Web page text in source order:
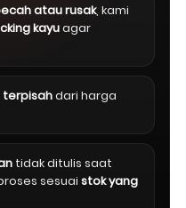
atau rusak, kami
kayuagar
terpisahdari harga
tidak ditulis saat
sesuai stok yang